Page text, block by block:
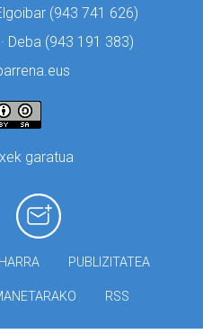
(943 741 626)
Deba (943 191 383)
garatua
PUBLIZITATEA
RSS